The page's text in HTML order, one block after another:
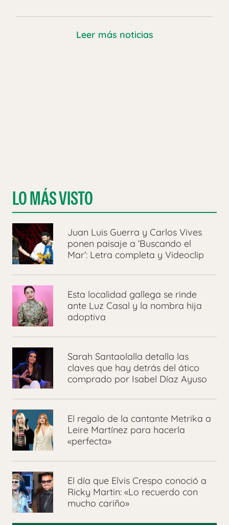
Leer más noticias
LO MÁS VISTO
Juan Luis Guerra y Carlos Vives
ponen paisaje a ‘Buscando el
Mar’: Letra completa y Videoclip
Esta localidad gallega se rinde
ante Luz Casal y la nombra hija
adoptiva
Sarah Santaolalla detalla las
claves que hay detrás del ático
comprado por Isabel Díaz Ayuso
El regalo de la cantante Metrika a
Leire Martínez para hacerla
«perfecta»
El día que Elvis Crespo conoció a
Ricky Martin: «Lo recuerdo con
mucho cariño»